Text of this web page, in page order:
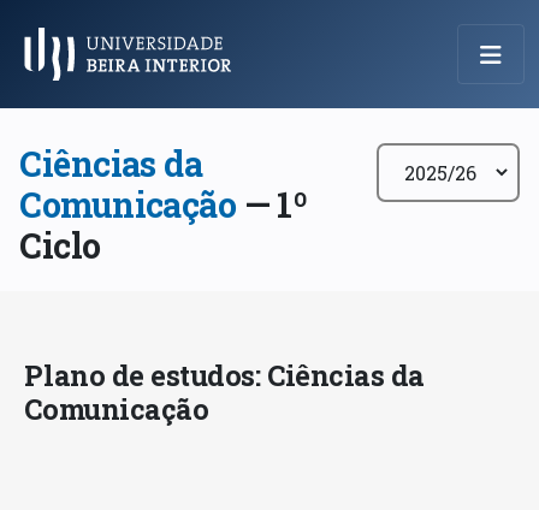
Menu Principal
Ciências da
Comunicação — 1º
Ciclo
Plano de estudos: Ciências da
Comunicação